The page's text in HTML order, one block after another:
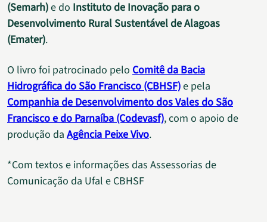
(Semarh)e do Instituto de Inovação para o
Desenvolvimento Rural Sustentável de Alagoas
(Emater).
O livro foi patrocinado pelo Comitê da Bacia
Hidrográfica do São Francisco (CBHSF)e pela
Companhia de Desenvolvimento dos Vales do São
Francisco e do Parnaíba (Codevasf), com o apoio de
produção da Agência Peixe Vivo.
*Com textos e informações das Assessorias de
Comunicação da Ufal e CBHSF